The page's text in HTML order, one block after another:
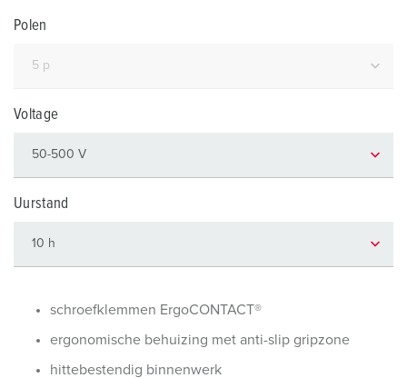
Polen
Voltage
Uurstand
schroefklemmen ErgoCONTACT®
ergonomische behuizing met anti-slip gripzone
hittebestendig binnenwerk